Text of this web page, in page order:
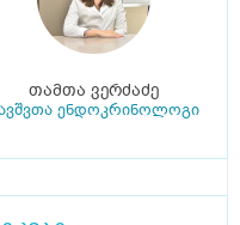
თამთა ვერძაძე
ენდოკრინოლოგი